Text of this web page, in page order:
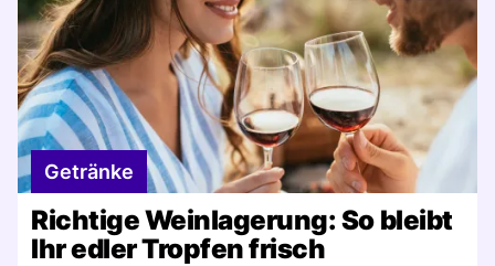
Getränke
Richtige Weinlagerung: So bleibt
Ihr edler Tropfen frisch